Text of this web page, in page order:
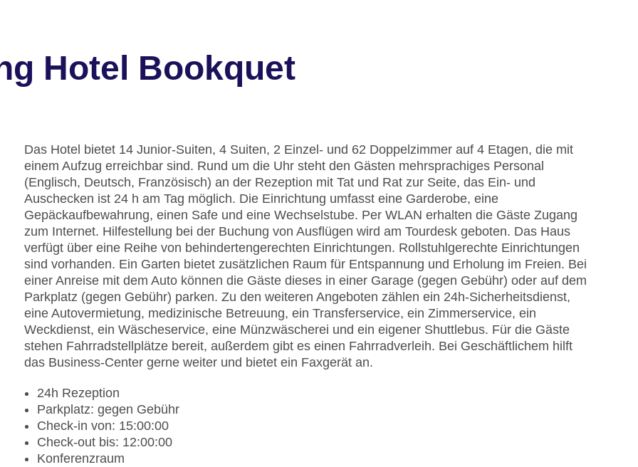
Hotel Bookquet
Das Hotel bietet 14 Junior-Suiten, 4 Suiten, 2 Einzel- und 62 Doppelzimmer auf 4 Etagen, die mit
einem Aufzug erreichbar sind. Rund um die Uhr steht den Gästen mehrsprachiges Personal
(Englisch, Deutsch, Französisch) an der Rezeption mit Tat und Rat zur Seite, das Ein- und
Auschecken ist 24 h am Tag möglich. Die Einrichtung umfasst eine Garderobe, eine
Gepäckaufbewahrung, einen Safe und eine Wechselstube. Per WLAN erhalten die Gäste Zugang
zum Internet. Hilfestellung bei der Buchung von Ausflügen wird am Tourdesk geboten. Das Haus
verfügt über eine Reihe von behindertengerechten Einrichtungen. Rollstuhlgerechte Einrichtungen
sind vorhanden. Ein Garten bietet zusätzlichen Raum für Entspannung und Erholung im Freien. Bei
einer Anreise mit dem Auto können die Gäste dieses in einer Garage (gegen Gebühr) oder auf dem
Parkplatz (gegen Gebühr) parken. Zu den weiteren Angeboten zählen ein 24h-Sicherheitsdienst,
eine Autovermietung, medizinische Betreuung, ein Transferservice, ein Zimmerservice, ein
Weckdienst, ein Wäscheservice, eine Münzwäscherei und ein eigener Shuttlebus. Für die Gäste
stehen Fahrradstellplätze bereit, außerdem gibt es einen Fahrradverleih. Bei Geschäftlichem hilft
das Business-Center gerne weiter und bietet ein Faxgerät an.
24h Rezeption
Parkplatz: gegen Gebühr
Check-in von: 15:00:00
Check-out bis: 12:00:00
Konferenzraum